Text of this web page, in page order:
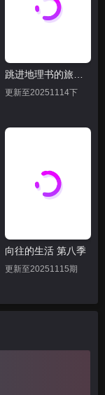
20251115
跳进地理书的旅行2025·甘肃篇
更新至20251114下
向往的生活 第八季
更新至20251115期